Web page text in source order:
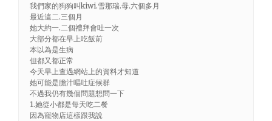
我們家的狗狗叫kiwi.雪那瑞.母.六個多月
最近這二.三個月
她大約一.二個禮拜會吐一次
大部分都在早上吃飯前
本以為是生病
但都又都正常
今天早上查過網站上的資料才知道
她可能是膽汁嘔吐症候群
不過我仍有幾個問題想問一下
1.她從小都是每天吃二餐
因為寵物店這樣跟我說